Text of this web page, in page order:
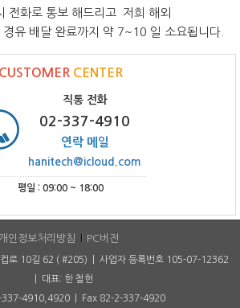
전화로 통보 해드리고 저희 해외
유 배달 완료까지 약 7~10 일 소요됩니다.
CUSTOMER CENTER
직통 전화
02-337-4910
연락 메일
hanitech@icloud.com
평일 : 09:00 ~ 18:00
인정보처리방침 PC버전
컵로 10길 62 ( #205) | 사업자 등록번호 105-07-12362
| 대표: 한 철헌
337-4910,4920 | Fax 82-2-337-4920